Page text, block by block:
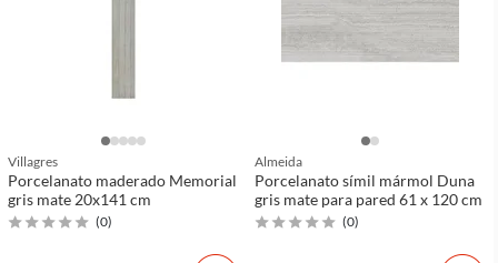
Villagres
Porcelanato maderado Memorial
gris mate 20x141 cm
(0)
Almeida
Porcelanato símil mármol Duna
gris mate para pared 61 x 120 cm
(0)